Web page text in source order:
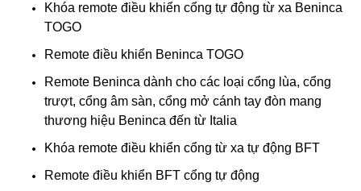
Khóa remote điều khiển cổng tự động từ xa Beninca
TOGO
Remote điều khiển Beninca TOGO
Remote Beninca dành cho các loại cổng lùa, cổng
trượt, cổng âm sàn, cổng mở cánh tay đòn mang
thương hiệu Beninca đến từ Italia
Khóa remote điều khiển cổng từ xa tự động BFT
Remote điều khiển BFT cổng tự động